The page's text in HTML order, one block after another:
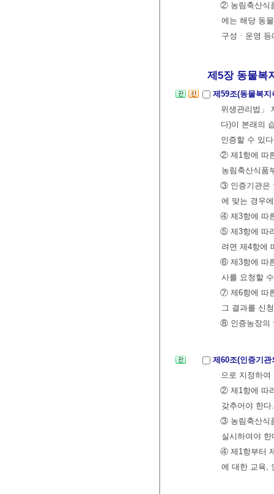
② 농림축산식
에는 해당 동
구성ㆍ운영
제5장 동물복지
제59조(동물복
위생관리법」
다)이 본래의
인증할 수 있
② 제1항에 따
농림축산식품
③ 인증기관은
에 맞는 경우
④ 제3항에 따
⑤ 제3항에 따
려면 제4항에
⑥ 제3항에 따
사를 요청할
⑦ 제6항에 따
그 결과를 신
⑧ 인증농장의
제60조(인증기
으로 지정하
② 제1항에 따
갖추어야 한다.
③ 농림축산식
실시하여야 한
④ 제1항부터
에 대한 교육,